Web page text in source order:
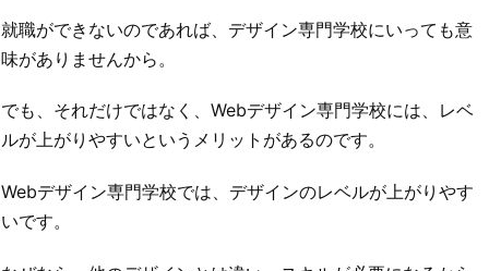
就職ができないのであれば、デザイン専門学校にいっても意
味がありませんから。
でも、それだけではなく、Webデザイン専門学校には、レベ
ルが上がりやすいというメリットがあるのです。
Webデザイン専門学校では、デザインのレベルが上がりやす
いです。